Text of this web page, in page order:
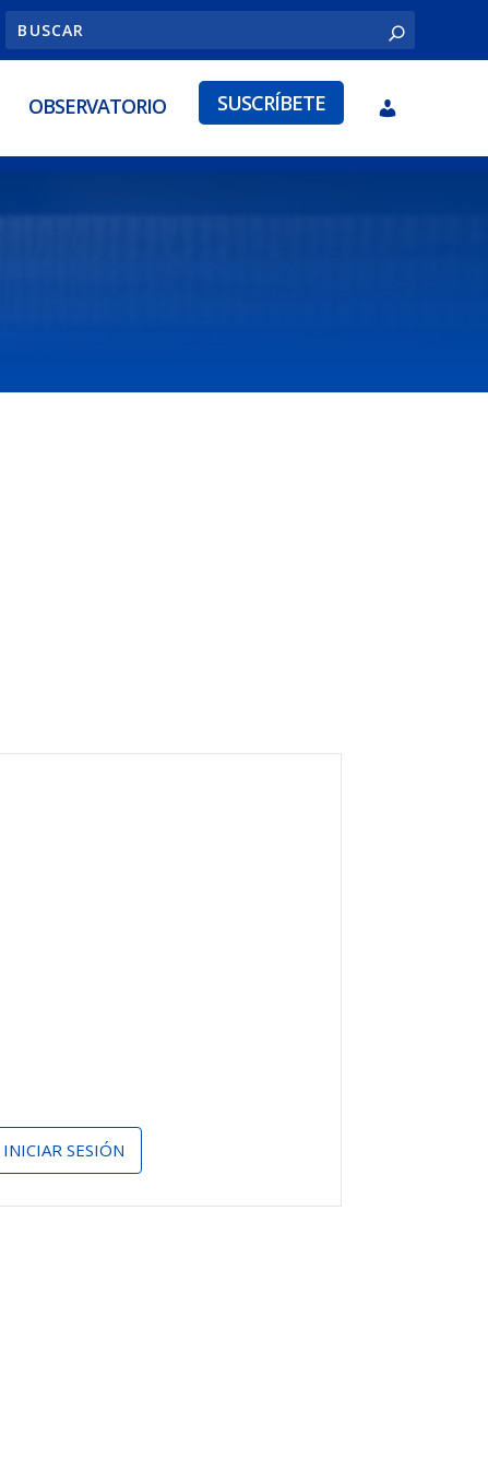
OBSERVATORIO SUSCRÍBETE
INICIAR SESIÓN